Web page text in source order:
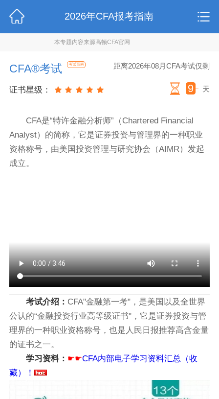
2026年CFA报考指南
本专题内容来源高顿CFA官网
CFA®考试 考试百科 距离2026年08月CFA考试仅剩
证书星级： 天
9
CFA是“特许金融分析师”（Chartered Financial
Analyst）的简称，它是证券投资与管理界的一种职业
资格称号，由美国投资管理与研究协会（AIMR）发起
成立。
考试介绍： CFA"金融第一考"，是美国以及全世界
公认的“金融投资行业高等级证书"，它是证券投资与管
理界的一种职业资格称号，也是人民日报推荐高含金量
的证书之一。
学习资料： ☛☛CFA内部电子学习资料汇总（收
藏）！